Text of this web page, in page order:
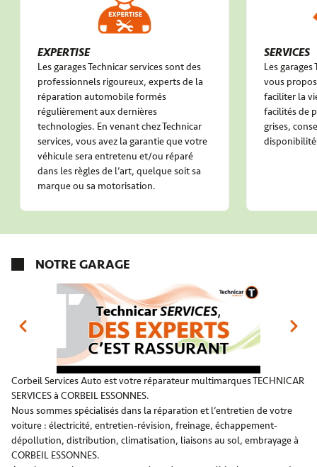
EXPERTISE
Les garages Technicar services sont des
professionnels rigoureux, experts de la
réparation automobile formés
régulièrement aux dernières
technologies. En venant chez Technicar
services, vous avez la garantie que votre
véhicule sera entretenu et/ou réparé
dans les règles de l’art, quelque soit sa
marque ou sa motorisation.
SERVICES
Les
vous
faciliter la
facilités de
grises,
NOTRE GARAGE
Corbeil Services Auto est votre réparateur multimarques TECHNICAR
SERVICES à CORBEIL ESSONNES.
Nous sommes spécialisés dans la réparation et l’entretien de votre
voiture : électricité, entretien-révision, freinage, échappement-
dépollution, distribution, climatisation, liaisons au sol, embrayage à
CORBEIL ESSONNES.